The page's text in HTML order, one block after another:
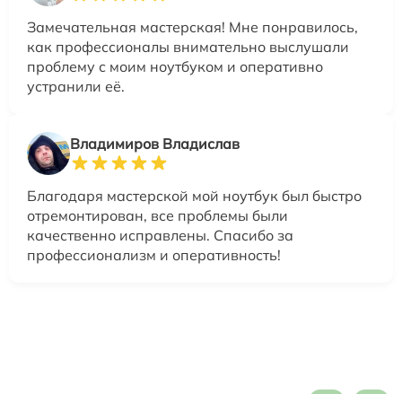
Замечательная мастерская! Мне понравилось,
как профессионалы внимательно выслушали
проблему с моим ноутбуком и оперативно
устранили её.
Владимиров Владислав
Благодаря мастерской мой ноутбук был быстро
отремонтирован, все проблемы были
качественно исправлены. Спасибо за
профессионализм и оперативность!